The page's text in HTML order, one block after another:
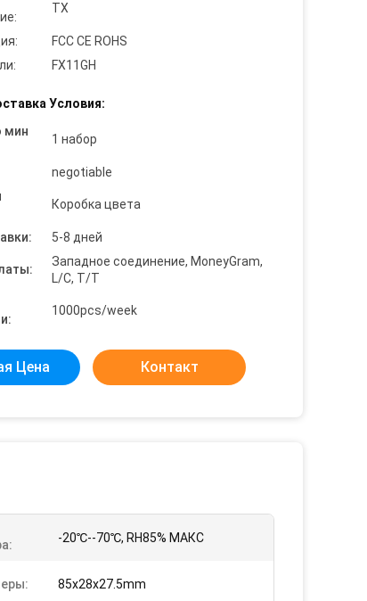
TX
FCC CE ROHS
FX11GH
Условия:
мин
1 набор
negotiable
Коробка цвета
5-8 дней
Западное соединение, MoneyGram,
L/C, T/T
1000pcs/week
Цена Контакт
-20℃--70℃, RH85% МАКС
85x28x27.5mm